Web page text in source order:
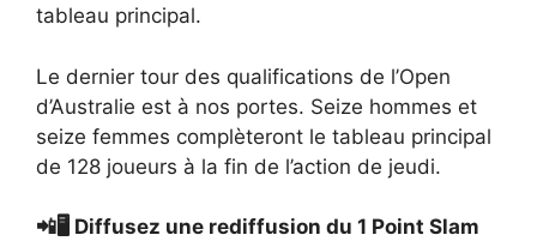
tableau principal.
Le dernier tour des qualifications de l’Open
d’Australie est à nos portes. Seize hommes et
seize femmes complèteront le tableau principal
de 128 joueurs à la fin de l’action de jeudi.
📲🖥️ Diffusez une rediffusion du 1 Point Slam